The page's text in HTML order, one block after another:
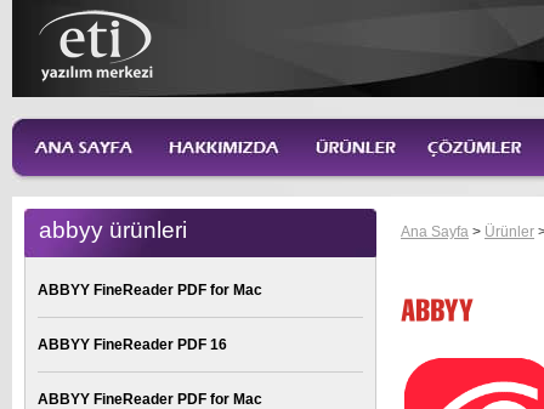
Ana Sayfa > Ürünler
abbyy ürünleri
ABBYY FineReader PDF for Mac
ABBYY FineReader PDF 16
ABBYY FineReader PDF for Mac